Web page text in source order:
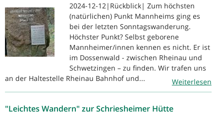
2024-12-12|Rückblick| Zum höchsten
(natürlichen) Punkt Mannheims ging es
bei der letzten Sonntagswanderung.
Höchster Punkt? Selbst geborene
Mannheimer/innen kennen es nicht. Er ist
im Dossenwald - zwischen Rheinau und
Schwetzingen – zu finden. Wir trafen uns
an der Haltestelle Rheinau Bahnhof und...
Weiterlesen
"Leichtes Wandern" zur Schriesheimer Hütte